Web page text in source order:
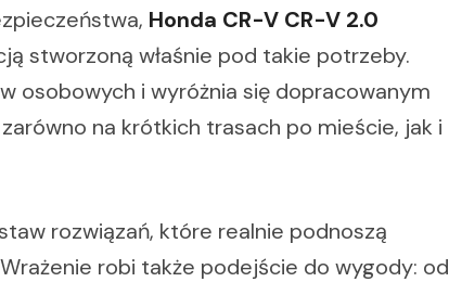
Honda CR-V CR-V 2.0
stworzoną właśnie pod takie potrzeby.
osobowych i wyróżnia się dopracowanym
na krótkich trasach po mieście, jak i
rozwiązań, które realnie podnoszą
robi także podejście do wygody: od